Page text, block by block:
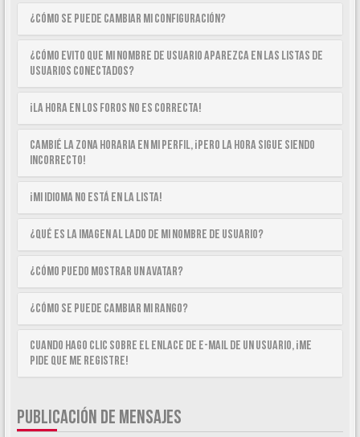
¿Cómo se puede cambiar mi configuración?
¿Cómo evito que mi nombre de usuario aparezca en las listas de
usuarios conectados?
¡La hora en los foros no es correcta!
Cambié la zona horaria en mi perfil, ¡pero la hora sigue siendo
incorrecto!
¡Mi idioma no está en la lista!
¿Qué es la imagen al lado de mi nombre de usuario?
¿Cómo puedo mostrar un avatar?
¿Cómo se puede cambiar mi rango?
Cuando hago clic sobre el enlace de e-mail de un usuario, ¡me
pide que me registre!
PUBLICACIÓN DE MENSAJES